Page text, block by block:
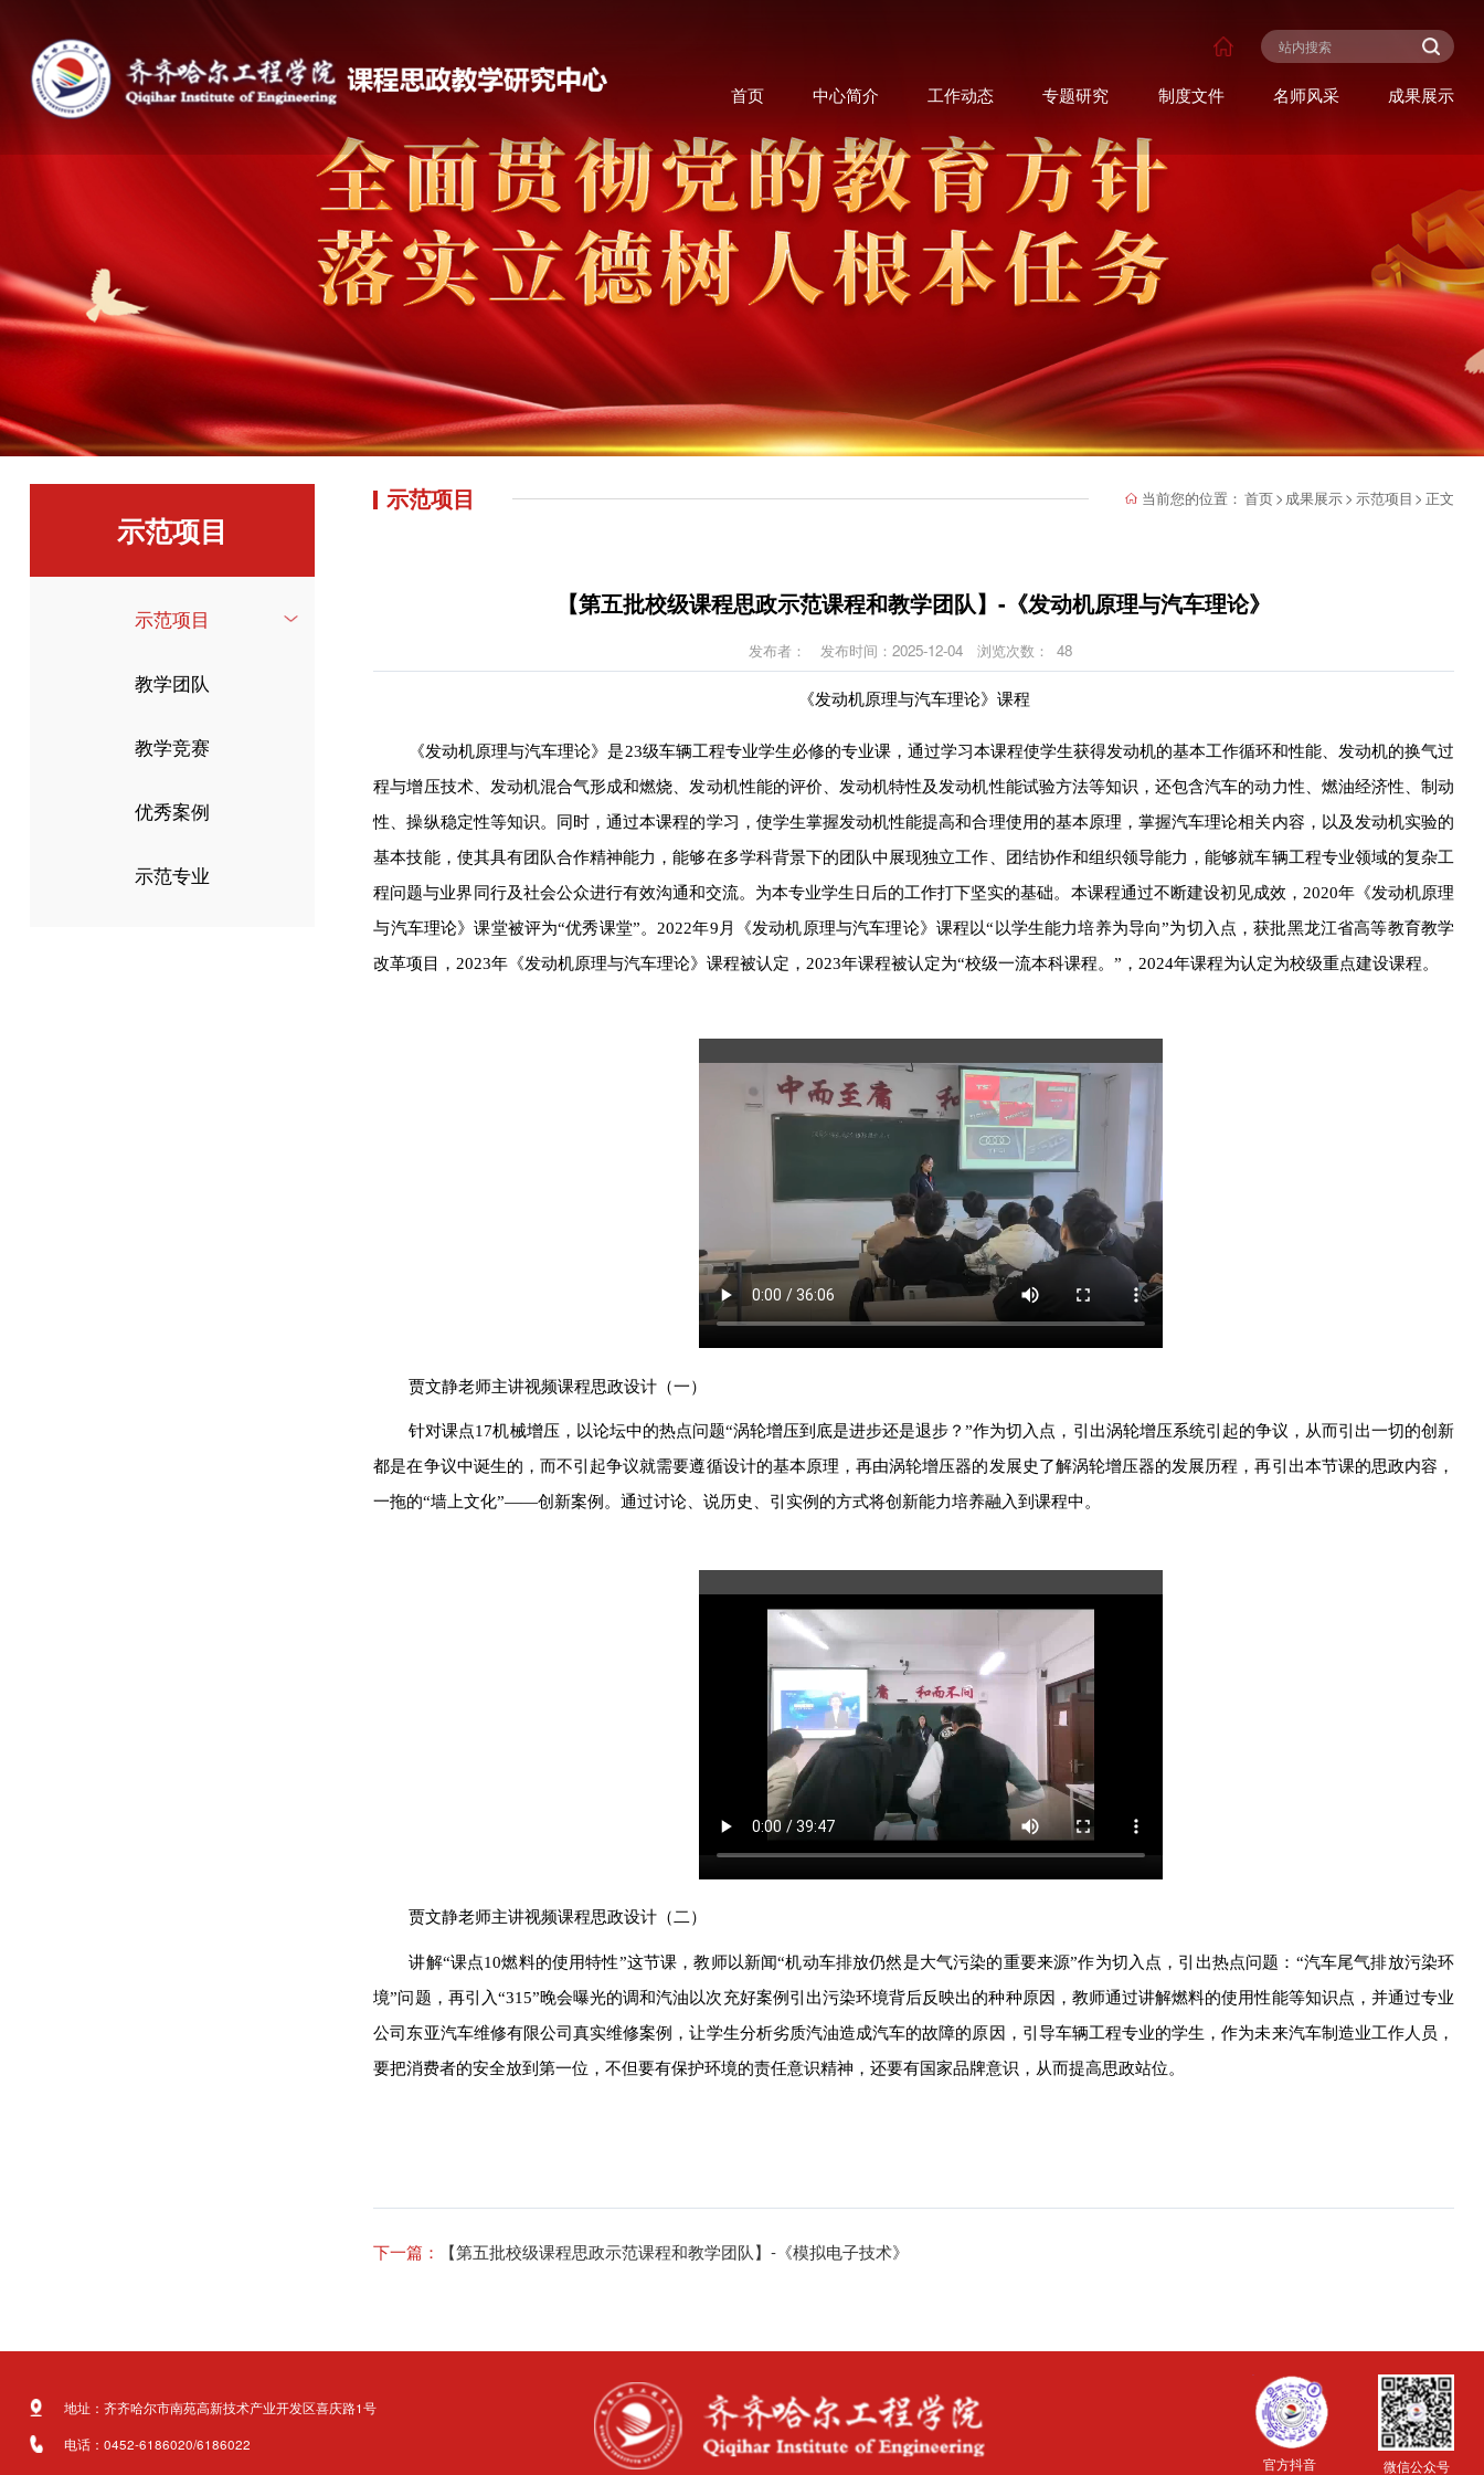
首页 中心简介 工作动态 专题研究 制度文件 名师风采 成果展示
示范项目
示范项目
教学团队
教学竞赛
优秀案例
示范专业
示范项目 当前您的位置： 首页> 成果展示> 示范项目 > 正文
【第五批校级课程思政示范课程和教学团队】-《发动机原理与汽车理论》
发布者： 发布时间：2025-12-04 浏览次数： 48
《发动机原理与汽车理论》课程
《发动机原理与汽车理论》是23级车辆工程专业学生必修的专业课， 通过学习本课程使学生获得发动机的基本工作循环和性能、发动机的换气过
程与增压技术、发动机混合气形成和燃烧、发动机性能的评价、发动机特性及发动机性能试验方法等知识，还包含汽车的动力性、燃油经济性、制动
性、操纵稳定性等知识。同时，通过本课程的学习，使学生掌握发动机性能提高和合理使用的基本原理，掌握汽车理论相关内容，以及发动机实验的
基本技能，使其具有团队合作精神能力，能够在多学科背景下的团队中展现独立工作、团结协作和组织领导能力，能够就车辆工程专业领域的复杂工
程问题与业界同行及社会公众进行有效沟通和交流。为本专业学生日后的工作打下坚实的基础。本课程通过不断建设初见成效， 2020年《发动机原理
与汽车理论》课堂被评为“优秀课堂”。2022年9月《发动机原理与汽车理论》课程以“以学生能力培养为导向”为切入点，获批黑龙江省高等教育教学
改革项目，2023年《发动机原理与汽车理论》课程被认定 ， 2023年课程被认定为“校级一流本科课程。” ， 2024年课程为认定为校级重点建设课程。
贾文静老师主讲视频课程思政设计（一）
针对课点17机械增压 ，以论坛中的热点问题“涡轮增压到底是进步还是退步？”作为切入点，引出涡轮增压系统引起的争议，从而引出一切的创新
都是在争议中诞生的，而不引起争议就需要遵循设计的基本原理，再由涡轮增压器的发展史了解涡轮增压器的发展历程，再引出本节课的思政内容，
一拖的“墙上文化”——创新案例。通过讨论、说历史、引实例的方式将创新能力培养融入到课程中。
贾文静老师主讲视频课程思政设计（二）
讲解“课点10燃料的使用特性”这节课，教师以新闻“机动车排放仍然是大气污染的重要来源”作为切入点，引出热点问题：“汽车尾气排放污染环
境”问题，再引入“315”晚会曝光的调和汽油以次充好案例引出污染环境背后反映出的种种原因，教师通过讲解燃料的使用性能等知识点，并通过专业
公司东亚汽车维修有限公司真实维修案例，让学生分析劣质汽油造成汽车的故障的原因，引导车辆工程专业的学生，作为未来汽车制造业工作人员，
要把消费者的安全放到第一位，不但要有保护环境的责任意识精神，还要有国家品牌意识，从而提高思政站位。
下一篇： 【第五批校级课程思政示范课程和教学团队】-《模拟电子技术》
地址：齐齐哈尔市南苑高新技术产业开发区喜庆路1号
电话：0452-6186020/6186022
官方抖音
微信公众号